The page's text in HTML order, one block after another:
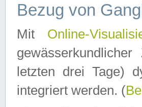
Bezug von
Mit Online-
letzten drei Tage)
integriert werden. (